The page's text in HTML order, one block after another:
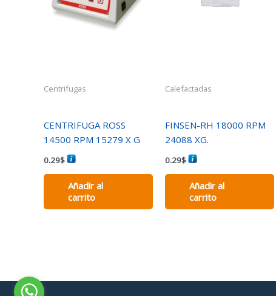
Centrifugas
CENTRIFUGA ROSS
14500 RPM 15279 X G
0.29$
Añadir al
carrito
Calefactadas
FINSEN-RH 18000 RPM
24088 XG.
0.29$
Añadir al
carrito